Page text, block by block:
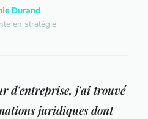
Durand
en stratégie
d'entreprise, j'ai trouvé
juridiques dont